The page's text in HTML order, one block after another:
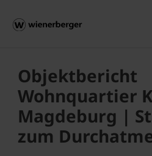
Objektbericht
Wohnquartier
Magdeburg |
zum